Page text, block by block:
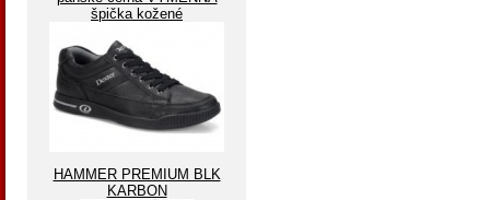
špička kožené
HAMMER PREMIUM BLK
KARBON